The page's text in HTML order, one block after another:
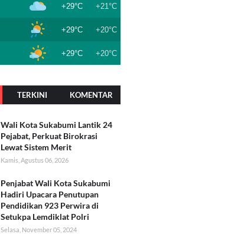
+29°C +21°C
+29°C +20°C
+29°C +20°C
TERKINI KOMENTAR
Wali Kota Sukabumi Lantik 24
Pejabat, Perkuat Birokrasi
Lewat Sistem Merit
Kamis, Agustus 06, 2026
Penjabat Wali Kota Sukabumi
Hadiri Upacara Penutupan
Pendidikan 923 Perwira di
Setukpa Lemdiklat Polri
Selasa, November 05, 2024